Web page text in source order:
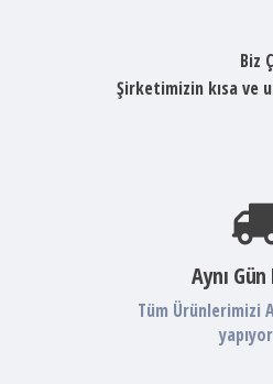
Biz
Şirketimizin kısa ve
Aynı
Tüm Ürünlerimizi